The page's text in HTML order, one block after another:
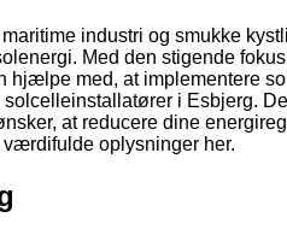
industri og smukke
Med den stigende
hjælpe med, at implementere
i Esbjerg.
at reducere dine
oplysninger her.